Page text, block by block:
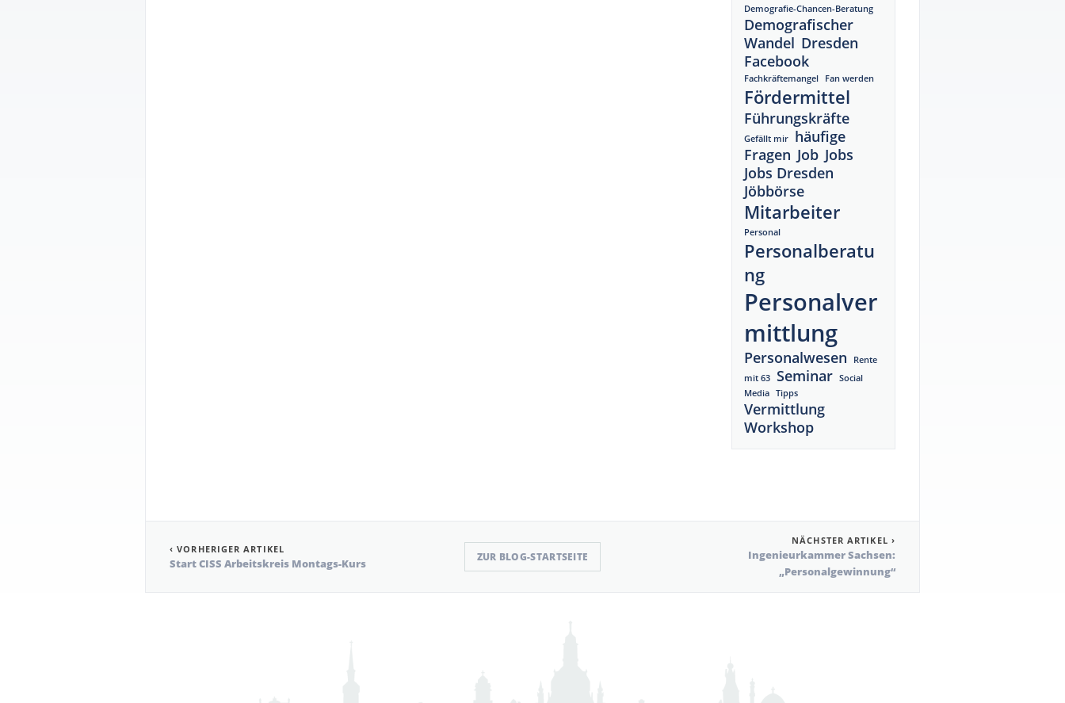
Demografie-Chancen-Beratung
Demografischer
Wandel Dresden
Facebook
Fachkräftemangel Fan werden
Fördermittel
Führungskräfte
Gefällt mir
häufige
Fragen Job Jobs
Jobs Dresden
Jöbbörse
Mitarbeiter
Personal
Personalberatu
ng
Personalver
mittlung
Personalwesen
Rente
mit 63
Seminar
Social
Media
Tipps
Vermittlung
Workshop
‹ VORHERIGER ARTIKEL
Start CISS Arbeitskreis Montags-Kurs ZUR BLOG-STARTSEITE
NÄCHSTER ARTIKEL ›
Ingenieurkammer Sachsen:
„Personalgewinnung“